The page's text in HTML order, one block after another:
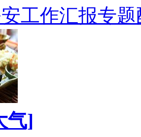
工作汇报专
气]